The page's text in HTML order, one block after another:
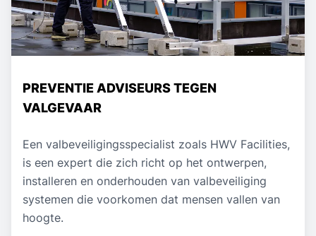
PREVENTIE ADVISEURS TEGEN
VALGEVAAR
Een valbeveiligingsspecialist zoals HWV Facilities,
is een expert die zich richt op het ontwerpen,
installeren en onderhouden van valbeveiliging
systemen die voorkomen dat mensen vallen van
hoogte.